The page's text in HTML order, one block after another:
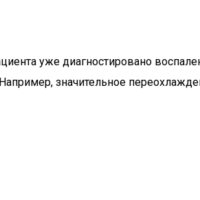
уже диагностировано
значительное